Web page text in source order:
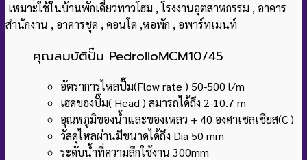
เหมาะใช้ในบ้านพักเดี่ยวทาวโฮม , โรงงานอุตสาหกรรม , อาคาร
สำนักงาน , อาคารชุด , คอนโด ,หอพัก , อพาร์ทเมนท์
คุณสมบัติปั๊ม PedrolloMCM10/45
อัตราการไหลปั๊ม(Flow rate ) 50-500 l/m
เฮดของปั๊ม( Head ) สมารถได้ถึง 2-10.7 m
อุณหภูมิของน้ำและของเหลว + 40 องศาเซลเซียส(C )
วัสดุไหลผ่านมีขนาดได้ถึง Dia 50 mm
ระดับน้ำที่ความลึกใช้งาน 300mm